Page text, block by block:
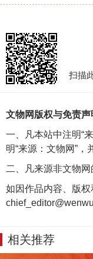
扫描
文物网版权与免责声
一、凡本站中注明“
明“来源：文物网”，
二、凡来源非文物
如因作品内容、版
相关推荐